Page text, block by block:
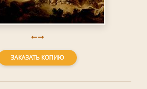
ЗАКАЗАТЬ КОПИЮ